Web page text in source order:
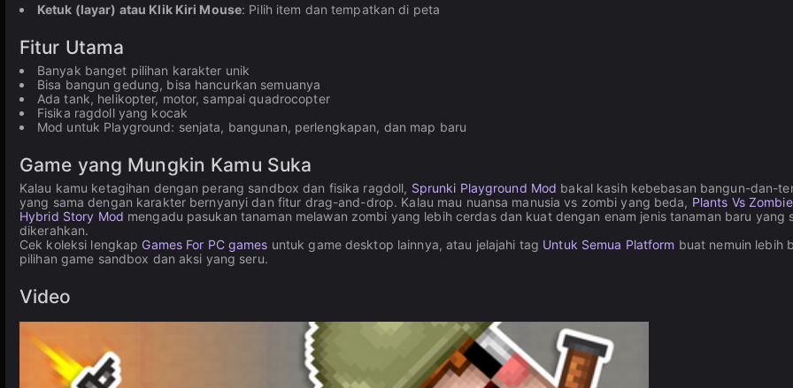
Ketuk (layar) atau Klik Kiri Mouse: Pilih item dan tempatkan di peta
Fitur Utama
Banyak banget pilihan karakter unik
Bisa bangun gedung, bisa hancurkan semuanya
Ada tank, helikopter, motor, sampai quadrocopter
Fisika ragdoll yang kocak
Mod untuk Playground: senjata, bangunan, perlengkapan, dan map baru
Game yang Mungkin Kamu Suka
Kalau kamu ketagihan dengan perang sandbox dan fisika ragdoll, Sprunki Playground Mod bakal kasih kebebasan bangun-dan-
yang sama dengan karakter bernyanyi dan fitur drag-and-drop. Kalau mau nuansa manusia vs zombi yang beda, Plants Vs Zombie
Hybrid Story Mod mengadu pasukan tanaman melawan zombi yang lebih cerdas dan kuat dengan enam jenis tanaman baru yang
dikerahkan.
Cek koleksi lengkap Games For PC games untuk game desktop lainnya, atau jelajahi tag Untuk Semua Platform buat nemuin lebih
pilihan game sandbox dan aksi yang seru.
Video